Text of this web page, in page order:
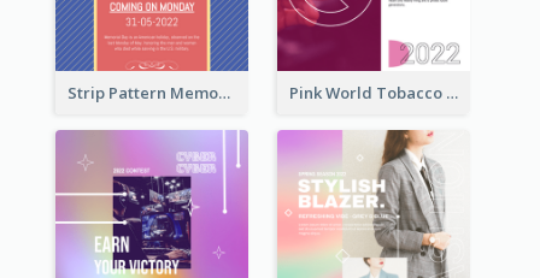
Strip Pattern Memorial Day Instagram Post Pink World Tobacco Day Instagram Post